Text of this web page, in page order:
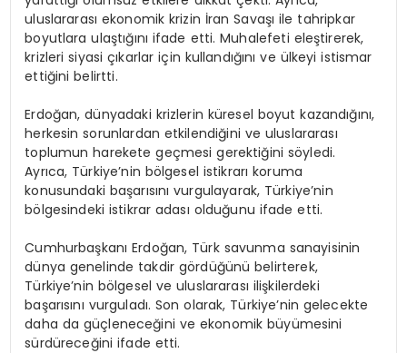
uluslararası ekonomik krizin İran Savaşı ile tahripkar
boyutlara ulaştığını ifade etti. Muhalefeti eleştirerek,
krizleri siyasi çıkarlar için kullandığını ve ülkeyi istismar
ettiğini belirtti.
Erdoğan, dünyadaki krizlerin küresel boyut kazandığını,
herkesin sorunlardan etkilendiğini ve uluslararası
toplumun harekete geçmesi gerektiğini söyledi.
Ayrıca, Türkiye’nin bölgesel istikrarı koruma
konusundaki başarısını vurgulayarak, Türkiye’nin
bölgesindeki istikrar adası olduğunu ifade etti.
Cumhurbaşkanı Erdoğan, Türk savunma sanayisinin
dünya genelinde takdir gördüğünü belirterek,
Türkiye’nin bölgesel ve uluslararası ilişkilerdeki
başarısını vurguladı. Son olarak, Türkiye’nin gelecekte
daha da güçleneceğini ve ekonomik büyümesini
sürdüreceğini ifade etti.